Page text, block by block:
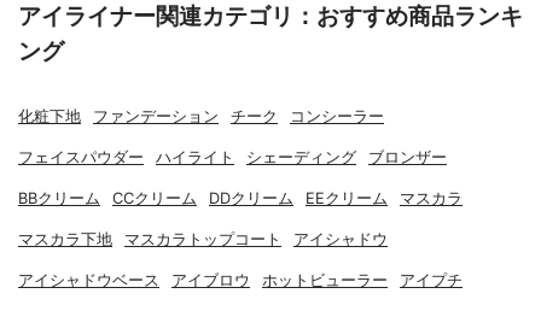
アイライナー関連カテゴリ：おすすめ商品ランキ
ング
化粧下地 ファンデーション チーク コンシーラー
フェイスパウダー ハイライト シェーディング ブロンザー
BBクリーム CCクリーム DDクリーム EEクリーム マスカラ
マスカラ下地 マスカラトップコート アイシャドウ
アイシャドウベース アイブロウ ホットビューラー アイプチ